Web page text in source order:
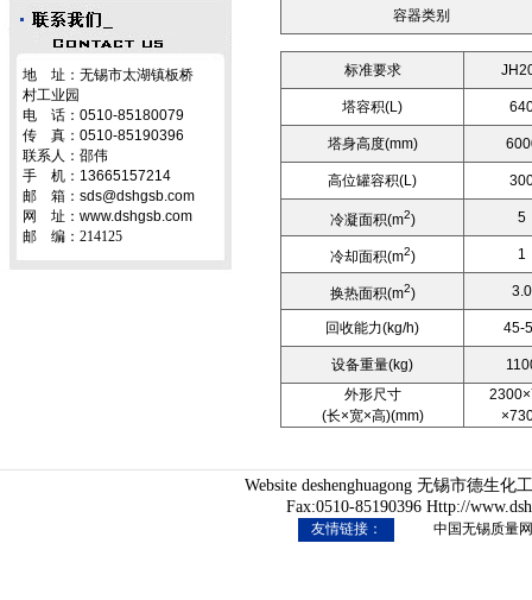
地 址：无锡市太湖镇板桥
村工业园
电 话：0510-85180079
传 真：0510-85190396
联系人：邵伟
手 机：13665157214
邮 箱：sds@dshgsb.com
网 址：www.dshgsb.com
邮 编：214125
容器类别
标准要求
塔容积(L)
塔身高度(mm)
高位罐容积(L)
冷凝面积(m2) 5
冷却面积(m2) 1
换热面积(m2) 3.0
回收能力(kg/h) 45-
设备重量(kg)
外形尺寸
(长×宽×高)(mm)
Website deshenghuagong 无锡市德生
Fax:0510-85190396 Http://
友情链接： 中国无锡质量网